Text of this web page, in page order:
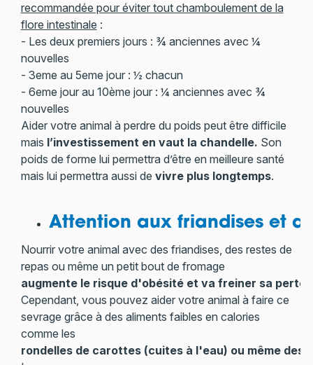
recommandée pour éviter tout chamboulement de la
flore intestinale :
- Les deux premiers jours : ¾ anciennes avec ¼
nouvelles
- 3eme au 5eme jour : ½ chacun
- 6eme jour au 10ème jour : ¼ anciennes avec ¾
nouvelles
Aider votre animal à perdre du poids peut être difficile
mais l’investissement en vaut la chandelle. Son
poids de forme lui permettra d’être en meilleure santé
mais lui permettra aussi de vivre plus longtemps.
Attention aux friandises et
Nourrir votre animal avec des friandises, des restes de
repas ou même un petit bout de fromage
augmente le risque d'obésité et va freiner sa perte
Cependant, vous pouvez aider votre animal à faire ce
sevrage grâce à des aliments faibles en calories
comme les
rondelles de carottes (cuites à l'eau) ou même des